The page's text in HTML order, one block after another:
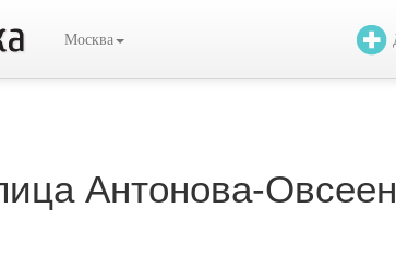
Москва
Антонова-